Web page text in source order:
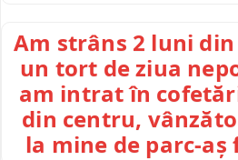
Am strâns 2 luni
un tort de ziua
am intrat în
din centru,
la mine de parc-